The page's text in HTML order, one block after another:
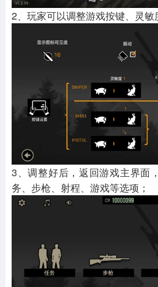
2、玩家可以调整游戏按键、灵敏
3、调整好后，返回游戏主界面
务、步枪、射程、游戏等选项；